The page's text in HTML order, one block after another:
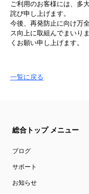
ご利用のお客様には、多
詫び申し上げます。
今後、再発防止に向け万
ス向上に取組んでまいり
くお願い申し上げます。
一覧に戻る
総合トップ メニュー
ブログ
サポート
お知らせ